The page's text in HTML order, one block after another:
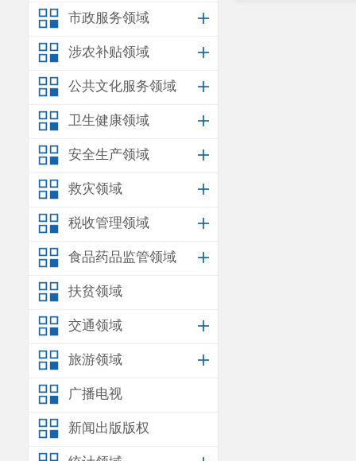
市政服务领域
涉农补贴领域
公共文化服务领域
卫生健康领域
安全生产领域
救灾领域
税收管理领域
食品药品监管领域
扶贫领域
交通领域
旅游领域
广播电视
新闻出版版权